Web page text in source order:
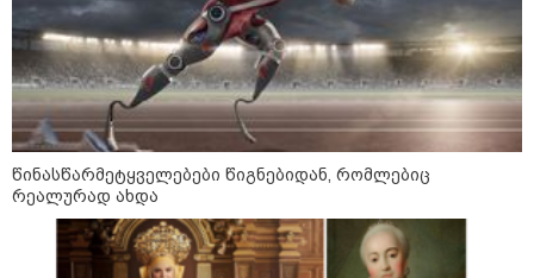
დაკავშირებით ერთობლივ
განცხადებას ავრცელებენ
22:35 / 06-08-2026
"კიდევ ერთხელ მოვუწოდებ
საქართველოს მთავრობას, მისი
დაუყოვნებლივი და უპირობო
გათავისუფლებისკენ" - რას
21:38 / 06-08-2026
წინასწარმეტყველებები წიგნებიდან, რომლებიც
რეალურად ახდა